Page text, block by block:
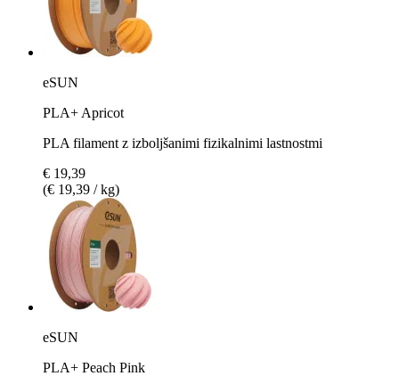
eSUN
PLA+ Apricot
PLA filament z izboljšanimi fizikalnimi lastnostmi
€ 19,39
(€ 19,39 / kg)
eSUN
PLA+ Peach Pink